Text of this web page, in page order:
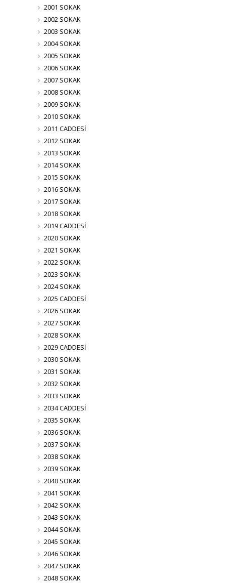
2001 SOKAK
2002 SOKAK
2003 SOKAK
2004 SOKAK
2005 SOKAK
2006 SOKAK
2007 SOKAK
2008 SOKAK
2009 SOKAK
2010 SOKAK
2011 CADDESİ
2012 SOKAK
2013 SOKAK
2014 SOKAK
2015 SOKAK
2016 SOKAK
2017 SOKAK
2018 SOKAK
2019 CADDESİ
2020 SOKAK
2021 SOKAK
2022 SOKAK
2023 SOKAK
2024 SOKAK
2025 CADDESİ
2026 SOKAK
2027 SOKAK
2028 SOKAK
2029 CADDESİ
2030 SOKAK
2031 SOKAK
2032 SOKAK
2033 SOKAK
2034 CADDESİ
2035 SOKAK
2036 SOKAK
2037 SOKAK
2038 SOKAK
2039 SOKAK
2040 SOKAK
2041 SOKAK
2042 SOKAK
2043 SOKAK
2044 SOKAK
2045 SOKAK
2046 SOKAK
2047 SOKAK
2048 SOKAK